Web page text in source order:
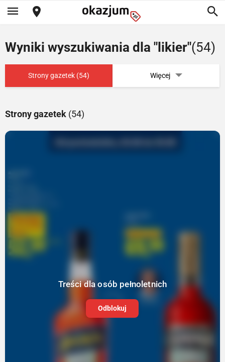
Wyniki wyszukiwania dla "likier"(54)
Strony gazetek (54) Więcej
Strony gazetek (54)
Treści dla osób pełnoletnich
Odblokuj